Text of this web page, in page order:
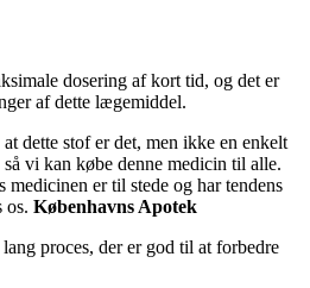
dosering af kort tid, og det er
af dette lægemiddel.
dette stof er det, men ikke en enkelt
vi kan købe denne medicin til alle.
er til stede og har tendens
os. Københavns Apotek
proces, der er god til at forbedre